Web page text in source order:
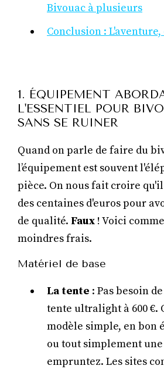
Bivouac à plusieurs
Conclusion :
1. ÉQUIPEMENT
L'ESSENTIEL POUR
SANS SE RUINER
Quand on parle de faire du
l’équipement est souvent
pièce. On nous fait croire
des centaines d'euros pour
de qualité. Faux ! Voici
moindres frais.
Matériel de base
La tente : Pas besoin
tente ultralight à 600 €.
modèle simple, en bon
ou tout simplement
empruntez. Les sites